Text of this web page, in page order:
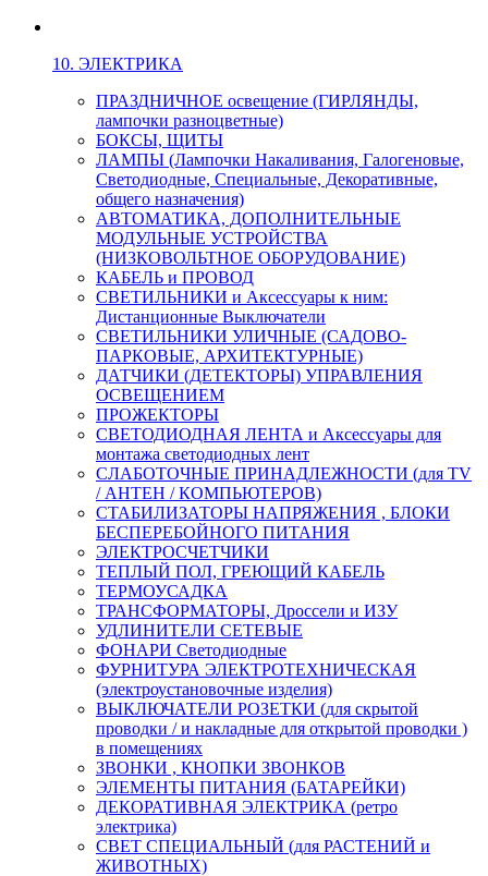
10. ЭЛЕКТРИКА
ПРАЗДНИЧНОЕ освещение (ГИРЛЯНДЫ,
лампочки разноцветные)
БОКСЫ, ЩИТЫ
ЛАМПЫ (Лампочки Накаливания, Галогеновые,
Светодиодные, Специальные, Декоративные,
общего назначения)
АВТОМАТИКА, ДОПОЛНИТЕЛЬНЫЕ
МОДУЛЬНЫЕ УСТРОЙСТВА
(НИЗКОВОЛЬТНОЕ ОБОРУДОВАНИЕ)
КАБЕЛЬ и ПРОВОД
СВЕТИЛЬНИКИ и Аксессуары к ним:
Дистанционные Выключатели
СВЕТИЛЬНИКИ УЛИЧНЫЕ (САДОВО-
ПАРКОВЫЕ, АРХИТЕКТУРНЫЕ)
ДАТЧИКИ (ДЕТЕКТОРЫ) УПРАВЛЕНИЯ
ОСВЕЩЕНИЕМ
ПРОЖЕКТОРЫ
СВЕТОДИОДНАЯ ЛЕНТА и Аксессуары для
монтажа светодиодных лент
СЛАБОТОЧНЫЕ ПРИНАДЛЕЖНОСТИ (для TV
/ АНТЕН / КОМПЬЮТЕРОВ)
СТАБИЛИЗАТОРЫ НАПРЯЖЕНИЯ , БЛОКИ
БЕСПЕРЕБОЙНОГО ПИТАНИЯ
ЭЛЕКТРОСЧЕТЧИКИ
ТЕПЛЫЙ ПОЛ, ГРЕЮЩИЙ КАБЕЛЬ
ТЕРМОУСАДКА
ТРАНСФОРМАТОРЫ, Дроссели и ИЗУ
УДЛИНИТЕЛИ СЕТЕВЫЕ
ФОНАРИ Светодиодные
ФУРНИТУРА ЭЛЕКТРОТЕХНИЧЕСКАЯ
(электроустановочные изделия)
ВЫКЛЮЧАТЕЛИ РОЗЕТКИ (для скрытой
проводки / и накладные для открытой проводки )
в помещениях
ЗВОНКИ , КНОПКИ ЗВОНКОВ
ЭЛЕМЕНТЫ ПИТАНИЯ (БАТАРЕЙКИ)
ДЕКОРАТИВНАЯ ЭЛЕКТРИКА (ретро
электрика)
СВЕТ СПЕЦИАЛЬНЫЙ (для РАСТЕНИЙ и
ЖИВОТНЫХ)